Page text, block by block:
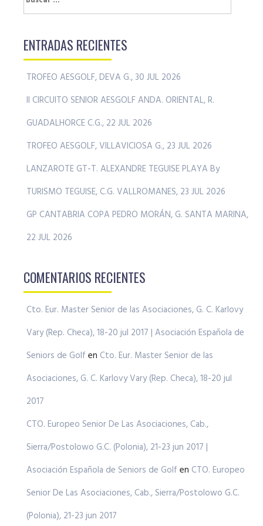
ENTRADAS RECIENTES
TROFEO AESGOLF, DEVA G., 30 JUL 2026
II CIRCUITO SENIOR AESGOLF ANDA. ORIENTAL, R.
GUADALHORCE C.G., 22 JUL 2026
TROFEO AESGOLF, VILLAVICIOSA G., 23 JUL 2026
LANZAROTE GT-T. ALEXANDRE TEGUISE PLAYA By
TURISMO TEGUISE, C.G. VALLROMANES, 23 JUL 2026
GP CANTABRIA COPA PEDRO MORÁN, G. SANTA MARINA,
22 JUL 2026
COMENTARIOS RECIENTES
Cto. Eur. Master Senior de las Asociaciones, G. C. Karlovy
Vary (Rep. Checa), 18-20 jul 2017 | Asociación Española de
Seniors de Golf en Cto. Eur. Master Senior de las
Asociaciones, G. C. Karlovy Vary (Rep. Checa), 18-20 jul
2017
CTO. Europeo Senior De Las Asociaciones, Cab.,
Sierra/Postolowo G.C. (Polonia), 21-23 jun 2017 |
Asociación Española de Seniors de Golf en CTO. Europeo
Senior De Las Asociaciones, Cab., Sierra/Postolowo G.C.
(Polonia), 21-23 jun 2017